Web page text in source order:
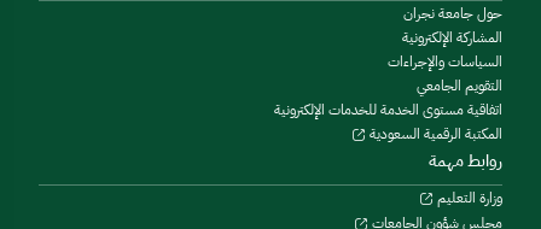
حول جامعة نجران
المشاركة الإلكترونية
السياسات والإجراءات
التقويم الجامعي
اتفاقية مستوى الخدمة للخدمات الإلكترونية
المكتبة الرقمية السعودية
روابط مهمة
وزارة التعليم
مجلس شؤون الجامعات